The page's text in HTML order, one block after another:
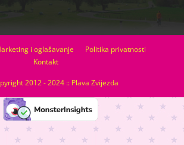
i oglašavanje
Politika privatnosti
Kontakt
2012 - 2024 :: Plava Zvijezda